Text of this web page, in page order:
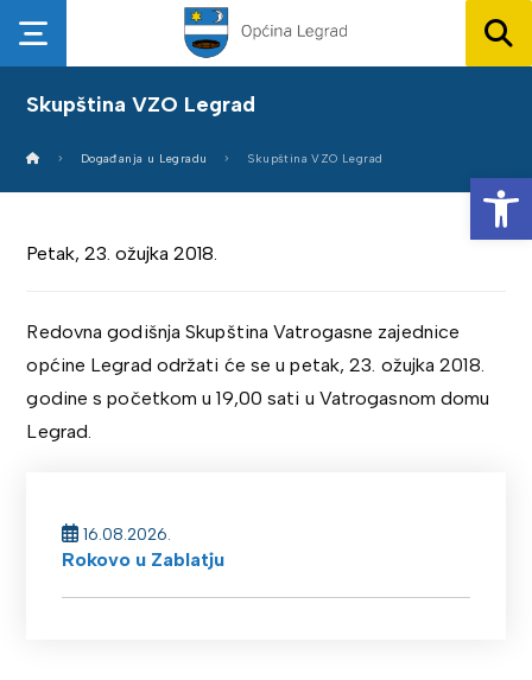
Skupština VZO Legrad
Događanja u Legradu Skupština VZO Legrad
Petak, 23. ožujka 2018.
Redovna godišnja Skupština Vatrogasne zajednice
općine Legrad održati će se u petak, 23. ožujka 2018.
godine s početkom u 19,00 sati u Vatrogasnom domu
Legrad.
16.08.2026.
Rokovo u Zablatju